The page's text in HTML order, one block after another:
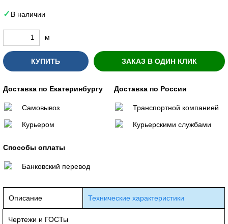
В наличии
м
КУПИТЬ ЗАКАЗ В ОДИН КЛИК
Доставка по Екатеринбургу
Самовывоз
Курьером
Доставка по России
Транспортной компанией
Курьерскими службами
Способы оплаты
Банковский перевод
Описание Технические характеристики
Чертежи и ГОСТы